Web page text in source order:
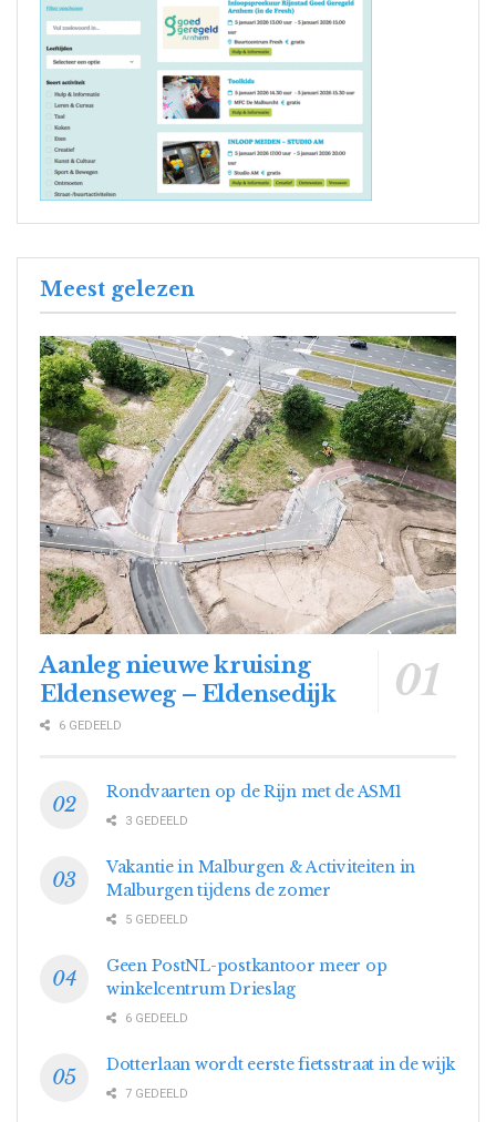
Meest gelezen
Aanleg nieuwe kruising
Eldenseweg – Eldensedijk
6 GEDEELD
Rondvaarten op de Rijn met de ASM1
3 GEDEELD
Vakantie in Malburgen & Activiteiten in
Malburgen tijdens de zomer
5 GEDEELD
Geen PostNL-postkantoor meer op
winkelcentrum Drieslag
6 GEDEELD
Dotterlaan wordt eerste fietsstraat in de wijk
7 GEDEELD